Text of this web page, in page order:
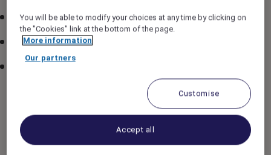
Plan d’assurancesconcurrentiel.
Fonds de pensionavec cotisations de l’employeur.
Conseils juridiques et financiers
Services en santé et nutrition
You will be able to modify your choices at any time by clicking on
the "Cookies" link at the bottom of the page.
More information
Our partners
Customise
Accept all